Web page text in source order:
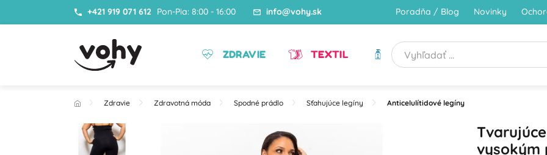
+421 919 071 612 Pon-Pia: 8:00 - 16:00 info@vohy.sk Poradňa / Blog Novinky
ZDRAVIE TEXTIL HYGIENA
Zdravie Zdravotná móda Spodné prádlo Sťahujúce legíny Anticelulítidové legíny
vysokým